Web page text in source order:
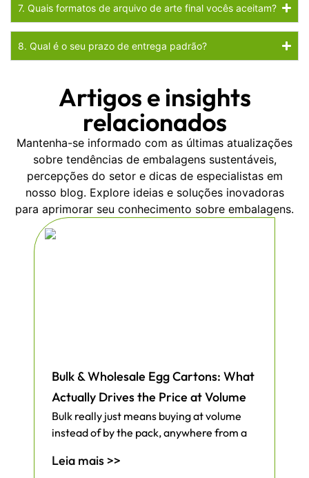
7. Quais formatos de arquivo de arte final vocês aceitam?
8. Qual é o seu prazo de entrega padrão?
Artigos e insights
relacionados
Mantenha-se informado com as últimas atualizações
sobre tendências de embalagens sustentáveis,
percepções do setor e dicas de especialistas em
nosso blog. Explore ideias e soluções inovadoras
para aprimorar seu conhecimento sobre embalagens.
Bulk & Wholesale Egg Cartons: What
Actually Drives the Price at Volume
Bulk really just means buying at volume
instead of by the pack, anywhere from a
Leia mais >>